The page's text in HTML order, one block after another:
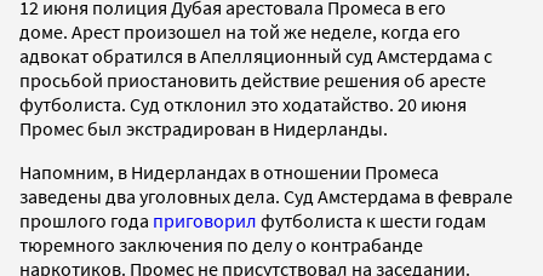
12 июня полиция Дубая арестовала Промеса в его
доме. Арест произошел на той же неделе, когда его
адвокат обратился в Апелляционный суд Амстердама с
просьбой приостановить действие решения об аресте
футболиста. Суд отклонил это ходатайство. 20 июня
Промес был экстрадирован в Нидерланды.
Напомним, в Нидерландах в отношении Промеса
заведены два уголовных дела. Суд Амстердама в феврале
прошлого года приговорил футболиста к шести годам
тюремного заключения по делу о контрабанде
наркотиков. Промес не присутствовал на заседании.